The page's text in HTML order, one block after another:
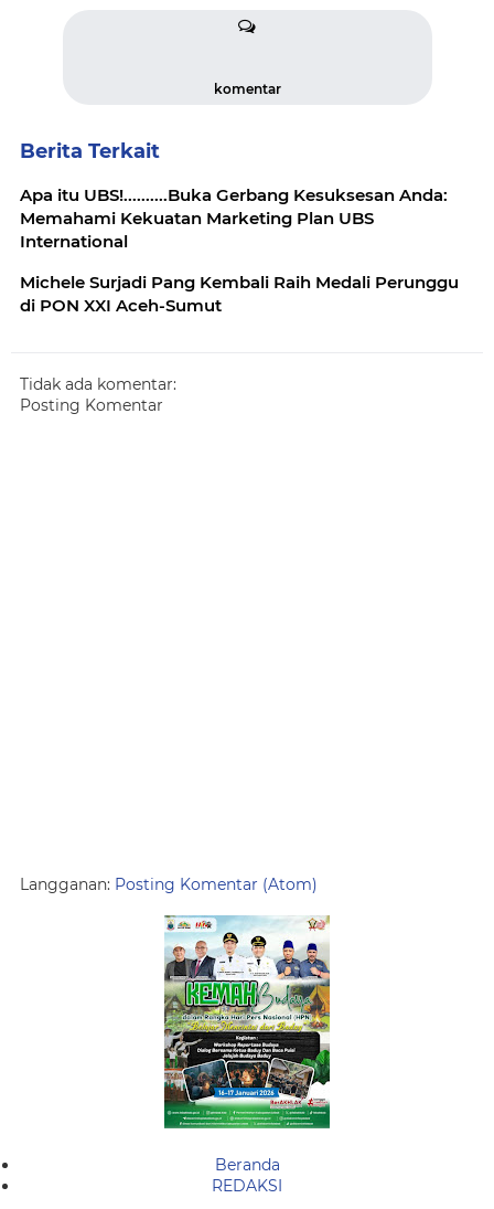
komentar
Berita Terkait
Apa itu UBS!..........Buka Gerbang Kesuksesan Anda:
Memahami Kekuatan Marketing Plan UBS
International
Michele Surjadi Pang Kembali Raih Medali Perunggu
di PON XXI Aceh-Sumut
Tidak ada komentar:
Posting Komentar
Langganan: Posting Komentar (Atom)
Beranda
REDAKSI